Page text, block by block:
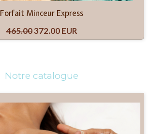
Forfait Minceur Express
465.00372.00 EUR
Notre catalogue